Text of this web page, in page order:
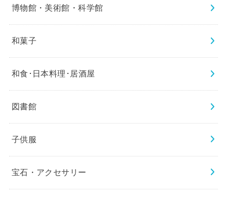
博物館・美術館・科学館
和菓子
和食･日本料理･居酒屋
図書館
子供服
宝石・アクセサリー